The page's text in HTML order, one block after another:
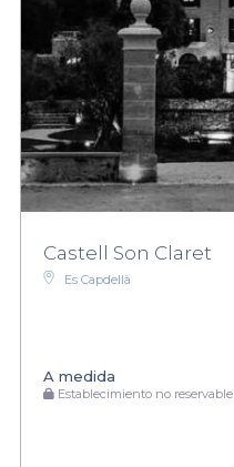
Castell Son Claret
Es Capdellà
A medida
Establecimiento no reservable